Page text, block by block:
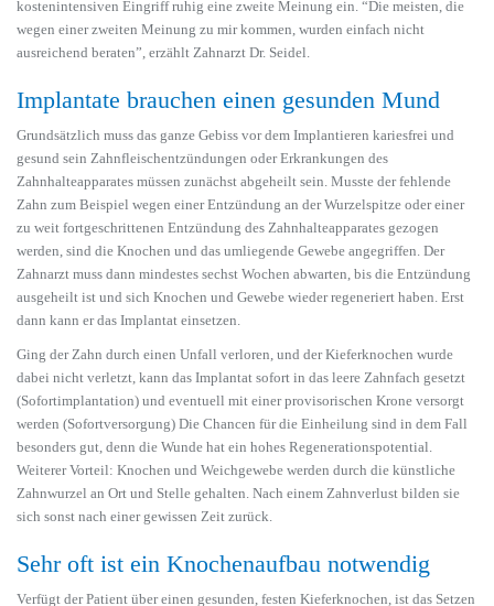
kostenintensiven Eingriff ruhig eine zweite Meinung ein. “Die meisten, die
wegen einer zweiten Meinung zu mir kommen, wurden einfach nicht
ausreichend beraten”, erzählt Zahnarzt Dr. Seidel.
Implantate brauchen einen gesunden Mund
Grundsätzlich muss das ganze Gebiss vor dem Implantieren kariesfrei und
gesund sein Zahnfleischentzündungen oder Erkrankungen des
Zahnhalteapparates müssen zunächst abgeheilt sein. Musste der fehlende
Zahn zum Beispiel wegen einer Entzündung an der Wurzelspitze oder einer
zu weit fortgeschrittenen Entzündung des Zahnhalteapparates gezogen
werden, sind die Knochen und das umliegende Gewebe angegriffen. Der
Zahnarzt muss dann mindestes sechst Wochen abwarten, bis die Entzündung
ausgeheilt ist und sich Knochen und Gewebe wieder regeneriert haben. Erst
dann kann er das Implantat einsetzen.
Ging der Zahn durch einen Unfall verloren, und der Kieferknochen wurde
dabei nicht verletzt, kann das Implantat sofort in das leere Zahnfach gesetzt
(Sofortimplantation) und eventuell mit einer provisorischen Krone versorgt
werden (Sofortversorgung) Die Chancen für die Einheilung sind in dem Fall
besonders gut, denn die Wunde hat ein hohes Regenerationspotential.
Weiterer Vorteil: Knochen und Weichgewebe werden durch die künstliche
Zahnwurzel an Ort und Stelle gehalten. Nach einem Zahnverlust bilden sie
sich sonst nach einer gewissen Zeit zurück.
Sehr oft ist ein Knochenaufbau notwendig
Verfügt der Patient über einen gesunden, festen Kieferknochen, ist das Setzen